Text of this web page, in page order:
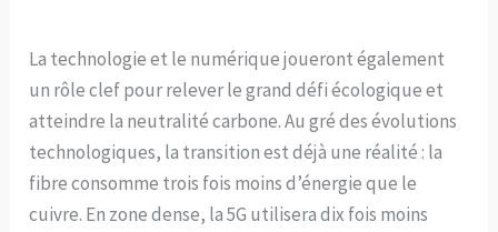
La technologie et le numérique joueront également
un rôle clef pour relever le grand défi écologique et
atteindre la neutralité carbone. Au gré des évolutions
technologiques, la transition est déjà une réalité : la
fibre consomme trois fois moins d’énergie que le
cuivre. En zone dense, la 5G utilisera dix fois moins